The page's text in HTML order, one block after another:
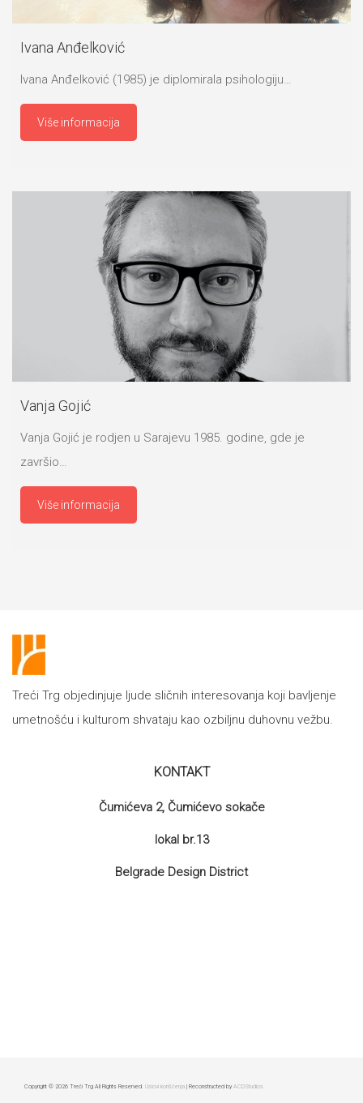
Ivana Anđelković
Ivana Anđelković (1985) je diplomirala psihologiju…
Više informacija
Vanja Gojić
Vanja Gojić je rodjen u Sarajevu 1985. godine, gde je
završio…
Više informacija
Treći Trg objedinjuje ljude sličnih interesovanja koji bavljenje
umetnošću i kulturom shvataju kao ozbiljnu duhovnu vežbu.
KONTAKT
Čumićeva 2, Čumićevo sokače
lokal br.13
Belgrade Design District
Copyright © 2026 Treći Trg All Rights Reserved. Uslovi korišćenja | Reconstructed byACDStudios